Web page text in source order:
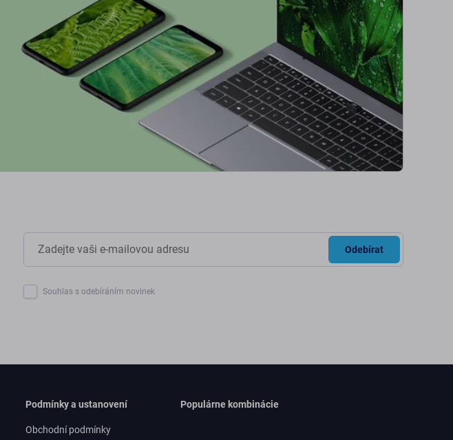
Odebírat
Souhlas s odebíráním novinek
Podmínky a ustanovení
Obchodní podmínky
Populárne kombinácie